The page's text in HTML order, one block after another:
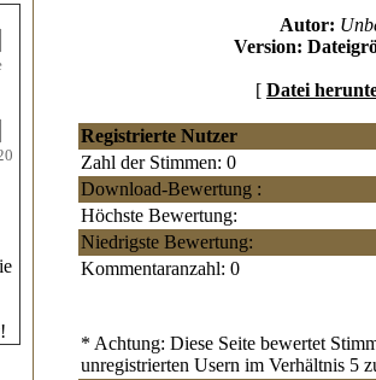
Autor:
Version:
[ Datei
Registrierte Nutzer
Zahl der Stimmen: 0
Download-Bewertung :
Höchste Bewertung:
Niedrigste Bewertung:
Kommentaranzahl: 0
* Achtung: Diese Seite bewertet
unregistrierten Usern im Verhältnis 5